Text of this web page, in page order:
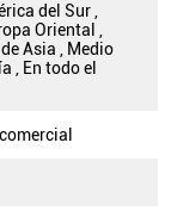
del Sur ,
Oriental ,
Asia , Medio
, En todo el